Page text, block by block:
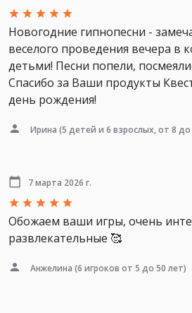
Новогодние гипнопесни -
веселого проведения вечера в
детьми! Песни попели,
Спасибо за Ваши продукты
день рождения!
Ирина (5 детей и 6 взрослых, от 8 до
7 марта 2026 г.
Обожаем ваши игры, очень
развлекательные 🥰
Анжелина (6 игроков от 5 до 50 лет)